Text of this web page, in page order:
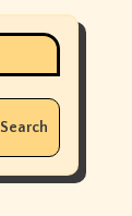
Search